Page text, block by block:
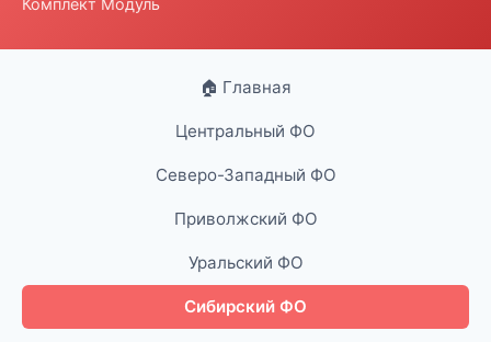
Комплект Модуль
🏠 Главная
Центральный ФО
Северо-Западный ФО
Приволжский ФО
Уральский ФО
Сибирский ФО